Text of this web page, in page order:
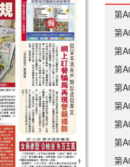
第
第
第
第
第
第
第
第
第